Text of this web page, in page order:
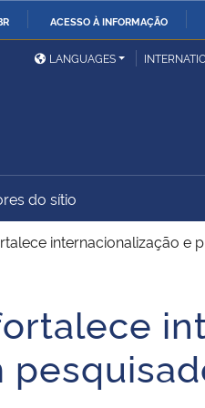
ACESSO À INFORMAÇÃO
Ministério das Relações
Exteriores
Controladoria-Geral da
União
Banco Central do Brasil
LANGUAGES
do sítio
internacionalização